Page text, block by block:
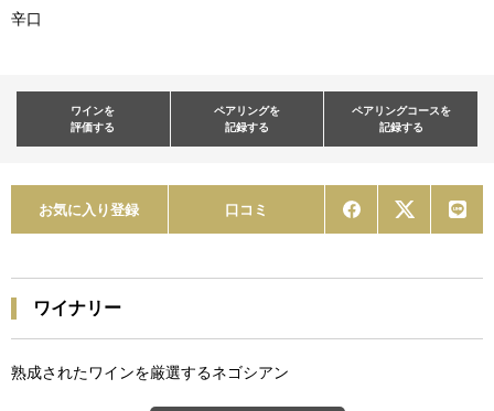
辛口
ワインを
評価する
ペアリングを
記録する
ペアリングコースを
記録する
お気に入り登録 口コミ
ワイナリー
熟成されたワインを厳選するネゴシアン